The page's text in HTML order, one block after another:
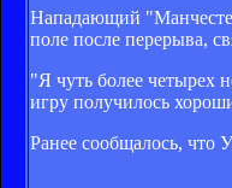
Нападающий
поле после перерыва,
"Я чуть более четырех
игру получилось
Ранее сообщалось,